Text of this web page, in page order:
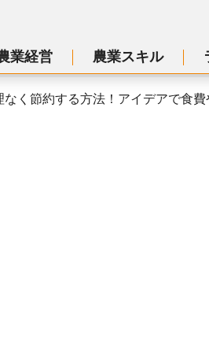
業経営 農業スキル
なく節約する方法！アイデアで食